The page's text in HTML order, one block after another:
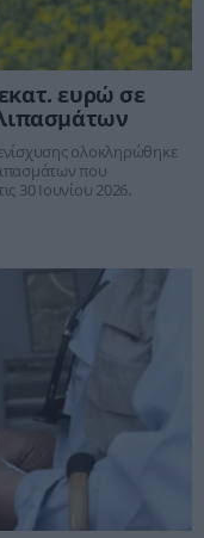
ευρώ σε
ολοκληρώθηκε
που
30 Ιουνίου 2026.